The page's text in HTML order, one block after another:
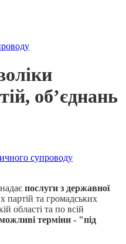
об’єднань
супроводу
послуги з державної
партій та громадських
області та по всій
терміни - "під